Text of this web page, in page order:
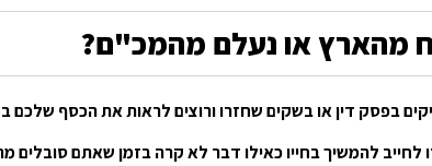
מהארץ או נעלם מהמכ"ם?
בפסק דין או בשקים שחזרו ורוצים לראות את הכסף שלכם
להמשיך בחייו כאילו דבר לא קרה בזמן שאתם סובלים